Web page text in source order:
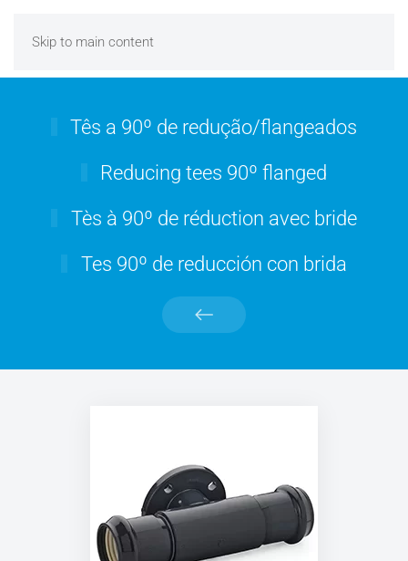
Skip to main content
Tês a 90º de redução/flangeados
Reducing tees 90º flanged
Tès à 90º de réduction avec bride
Tes 90º de reducción con brida